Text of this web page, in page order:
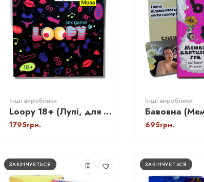
Інші виробники
Loopy 18+ (Лупі, для пари)
1795грн.
Інші виробники
695грн.
ЗАКІНЧУЄТЬСЯ ЗАКІНЧУЄТЬСЯ